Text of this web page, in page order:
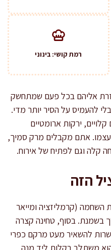
רמת קושי: בינוני
אליהם בכל פעם שמתחשק
להעמיס על הסיר יותר מדי.
ירקות ארומטיים
אתם מקבלים מרק סמיך,
קלה וגם לפתיח של אירוח.
הזה
(קרמליזציה ומייאר
בשמנת. בסוף, טחינה קצרה
להשאיר מעט מרקם כפרי
משתלב בקלות ליד מנה